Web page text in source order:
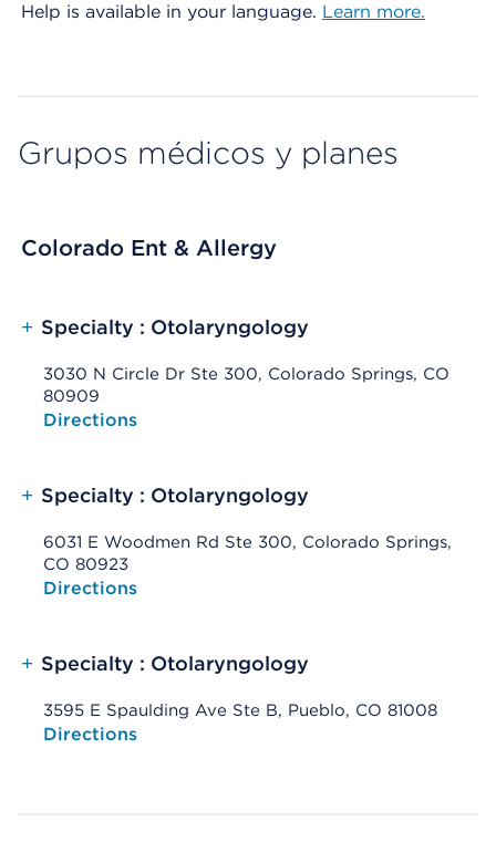
Help is available in your language. Learn more.
Grupos médicos y planes
Colorado Ent & Allergy
+ Specialty : Otolaryngology
3030 N Circle Dr Ste 300, Colorado Springs, CO
80909
Opens native map application on mobile devices
Directions
+ Specialty : Otolaryngology
6031 E Woodmen Rd Ste 300, Colorado Springs,
CO 80923
Opens native map application on mobile devices
Directions
+ Specialty : Otolaryngology
3595 E Spaulding Ave Ste B, Pueblo, CO 81008
Opens native map application on mobile devices
Directions